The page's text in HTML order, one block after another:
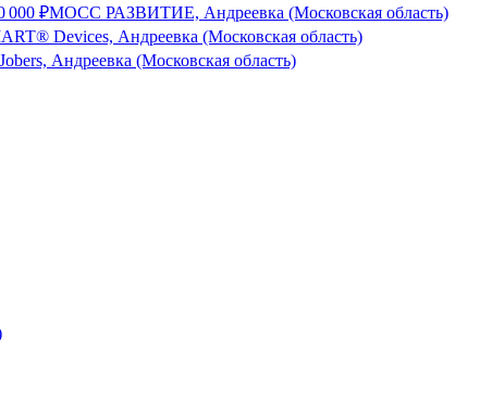
000 ₽МОСС РАЗВИТИЕ, Андреевка (Московская область)
Devices, Андреевка (Московская область)
Jobers, Андреевка (Московская область)